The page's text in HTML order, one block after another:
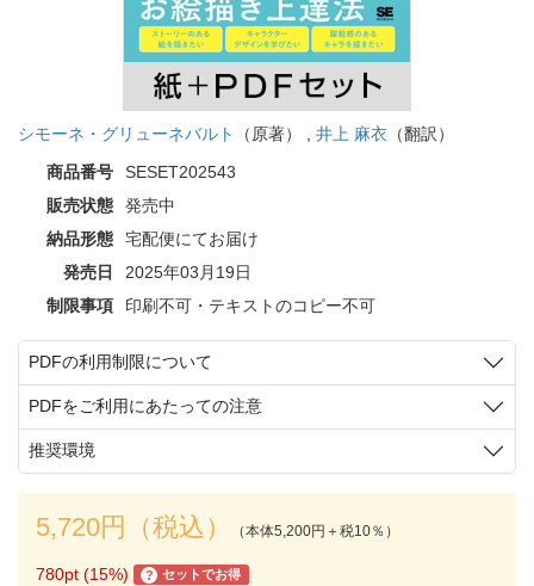
シモーネ・グリューネバルト （原著） , 井上 麻衣 （翻訳）
商品番号
SESET202543
販売状態
発売中
納品形態
宅配便にてお届け
発売日
2025年03月19日
制限事項
印刷不可・テキストのコピー不可
PDFの利用制限について
PDFをご利用にあたっての注意
推奨環境
5,720円（税込） （本体5,200円＋税10％）
780pt (15%) ? セットでお得